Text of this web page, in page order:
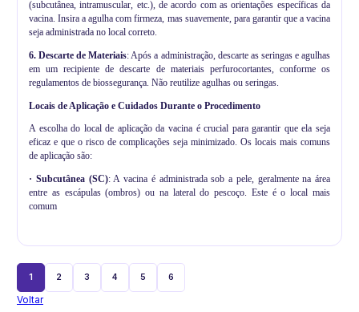
(subcutânea, intramuscular, etc.), de acordo com as orientações específicas da
vacina. Insira a agulha com firmeza, mas suavemente, para garantir que a vacina
seja administrada no local correto.
6.Descarte de Materiais: Após a administração, descarte as seringas e agulhas
em um recipiente de descarte de materiais perfurocortantes, conforme os
regulamentos de biossegurança. Não reutilize agulhas ou seringas.
Locais de Aplicação e Cuidados Durante o Procedimento
A escolha do local de aplicação da vacina é crucial para garantir que ela seja
eficaz e que o risco de complicações seja minimizado. Os locais mais comuns
de aplicação são:
· Subcutânea (SC): A vacina é administrada sob a pele, geralmente na área
entre as escápulas (ombros) ou na lateral do pescoço. Este é o local mais
comum
1 2 3 4 5 6
Voltar